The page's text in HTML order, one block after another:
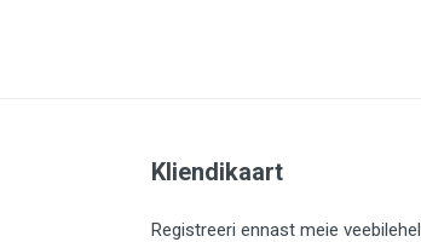
Kliendikaart
Registreeri ennast meie veebilehel